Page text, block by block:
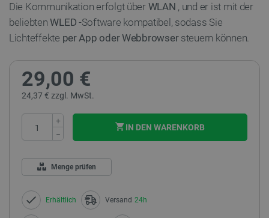
Die Kommunikation erfolgt über WLAN , und er ist mit der
beliebtenWLED -Software kompatibel, sodass Sie
Lichteffekte per App oder Webbrowsersteuern können.
29,00 €
24,37 € zzgl. MwSt.
+
−
IN DEN WARENKORB
Menge prüfen
Erhältlich Versand 24h